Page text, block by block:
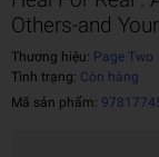
Others-and
Thương hiệu: Page Two
Tình trạng: Còn hàng
Mã sản phẩm: